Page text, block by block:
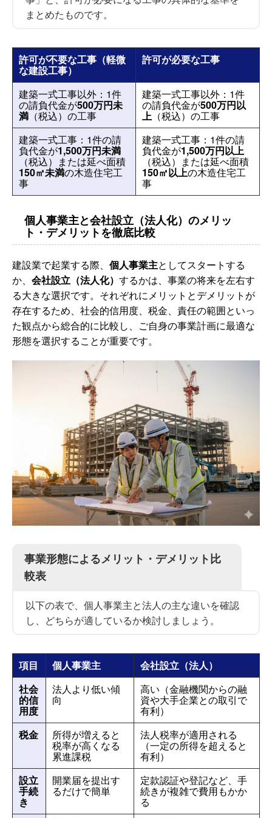
まとめたものです。
許可が不要な工事（軽微
な建設工事）
許可が必要な工事
建築一式工事以外：1件
の請負代金が500万円未
満 （税込）の工事
建築一式工事以外：1件
の請負代金が500万円以
上 （税込）の工事
建築一式工事：1件の請
負代金が1,500万円未満
（税込）または延べ面積
150㎡未満の木造住宅工
事
建築一式工事：1件の請
負代金が1,500万円以上
（税込）または延べ面積
150㎡以上の木造住宅工
事
個人事業主と会社設立（法人化）のメリッ
ト・デメリットを徹底比較
建設業で起業する際、 個人事業主としてスタートする
か、 会社設立（法人化） するかは、事業の将来を左右す
る大きな選択です。それぞれにメリットとデメリットが
存在するため、社会的信用度、税金、責任の範囲といっ
た観点から総合的に比較し、ご自身の事業計画に最適な
形態を選択することが重要です。
事業形態によるメリット・デメリット比
較表
以下の表で、個人事業主と法人の主な違いを確認
し、どちらが適しているか検討しましょう。
項目 個人事業主
会社設立（法人）
社会
的信
用度
法人より低い傾
向
高い（金融機関からの融
資や大手企業との取引で
有利）
税金
所得が増えると
税率が高くなる
累進課税
法人税率が適用される
（一定の所得を超えると
有利）
設立
手続
き
開業届を提出す
るだけで簡単
定款認証や登記など、手
続きが複雑で費用もかか
る